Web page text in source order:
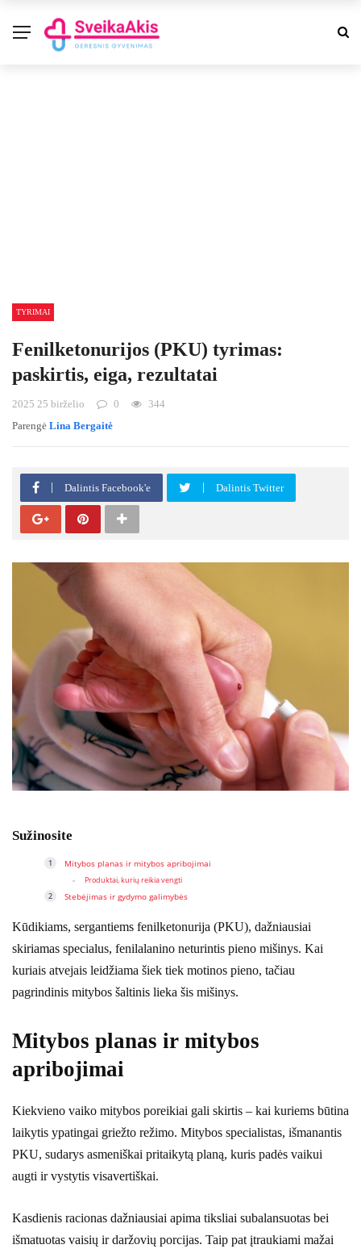
TYRIMAI
Fenilketonurijos (PKU) tyrimas:
paskirtis, eiga, rezultatai
2025 25 birželio 0
344
Parengė Lina Bergaitė
Dalintis Facebook'e Dalintis Twitter
Sužinosite
Mitybos planas ir mitybos apribojimai
Produktai, kurių reikia vengti
Stebėjimas ir gydymo galimybės
Kūdikiams, sergantiems fenilketonurija (PKU), dažniausiai
skiriamas specialus, fenilalanino neturintis pieno mišinys. Kai
kuriais atvejais leidžiama šiek tiek motinos pieno, tačiau
pagrindinis mitybos šaltinis lieka šis mišinys.
Mitybos planas ir mitybos
apribojimai
Kiekvieno vaiko mitybos poreikiai gali skirtis – kai kuriems būtina
laikytis ypatingai griežto režimo. Mitybos specialistas, išmanantis
PKU, sudarys asmeniškai pritaikytą planą, kuris padės vaikui
augti ir vystytis visavertiškai.
Kasdienis racionas dažniausiai apima tiksliai subalansuotas bei
išmatuotas vaisių ir daržovių porcijas. Taip pat įtraukiami mažai